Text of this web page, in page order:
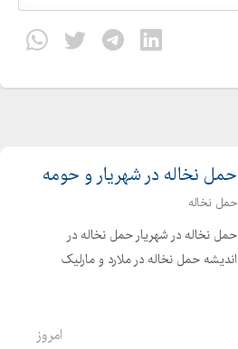
حمل نخاله در شهریار و حومه
حمل نخاله
حمل نخاله در شهریار حمل نخاله در
اندیشه حمل نخاله در ملارد و مارلیک
کندن استخر و کندن پی فروش مصالحامروز